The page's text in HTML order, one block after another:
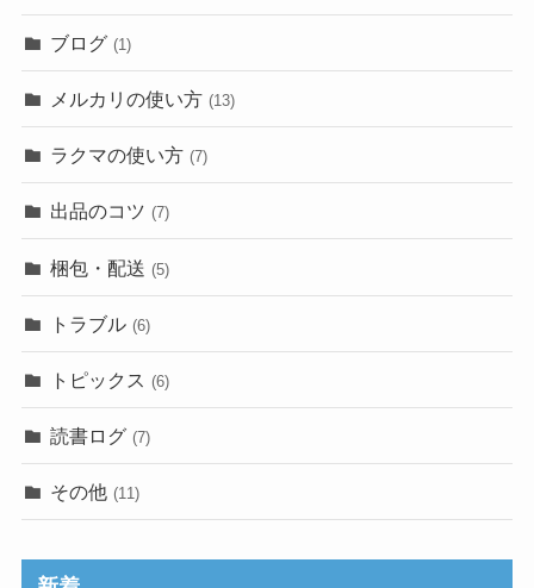
ブログ (1)
メルカリの使い方 (13)
ラクマの使い方 (7)
出品のコツ (7)
梱包・配送 (5)
トラブル (6)
トピックス (6)
読書ログ (7)
その他 (11)